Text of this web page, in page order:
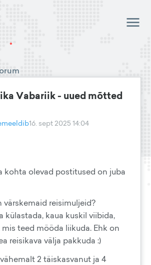
Vabariik - uued mõtted
16. sept 2025 14:04
kohta olevad postitused on juba
värskemaid reisimuljeid?
külastada, kaua kuskil viibida,
teed mööda liikuda. Ehk on
reisikava välja pakkuda :)
2 täiskasvanut ja 4